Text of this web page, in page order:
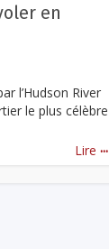
en
l’Hudson River
le plus célèbre
Lire ...